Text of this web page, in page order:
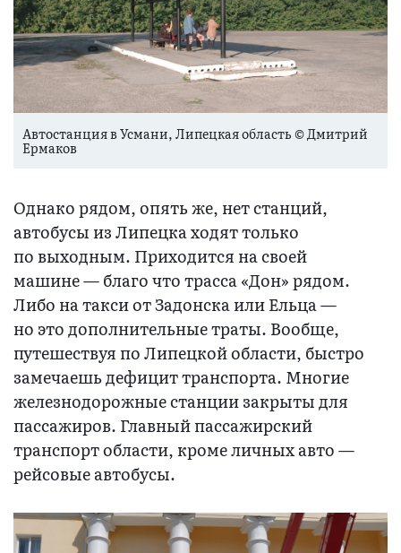
Автостанция в Усмани, Липецкая область © Дмитрий
Ермаков
Однако рядом, опять же, нет станций,
автобусы из Липецка ходят только
по выходным. Приходится на своей
машине — благо что трасса «Дон» рядом.
Либо на такси от Задонска или Ельца —
но это дополнительные траты. Вообще,
путешествуя по Липецкой области, быстро
замечаешь дефицит транспорта. Многие
железнодорожные станции закрыты для
пассажиров. Главный пассажирский
транспорт области, кроме личных авто —
рейсовые автобусы.